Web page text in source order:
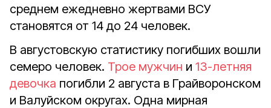
среднем ежедневно жертвами ВСУ
становятся от 14 до 24 человек.
В августовскую статистику погибших вошли
семеро человек. Трое мужчин и 13-летняя
девочка погибли 2 августа в Грайворонском
и Валуйском округах. Одна мирная